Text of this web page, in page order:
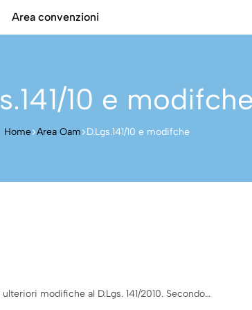
Area convenzioni
10 e
Home Area Oam D.Lgs.141/10 e modifche
modifiche al D.Lgs. 141/2010. Secondo…